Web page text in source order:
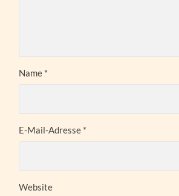
Name *
E-Mail-Adresse *
Website